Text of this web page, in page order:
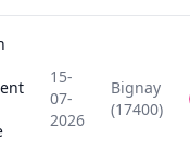
15-
07-
2026
Bignay
(17400)